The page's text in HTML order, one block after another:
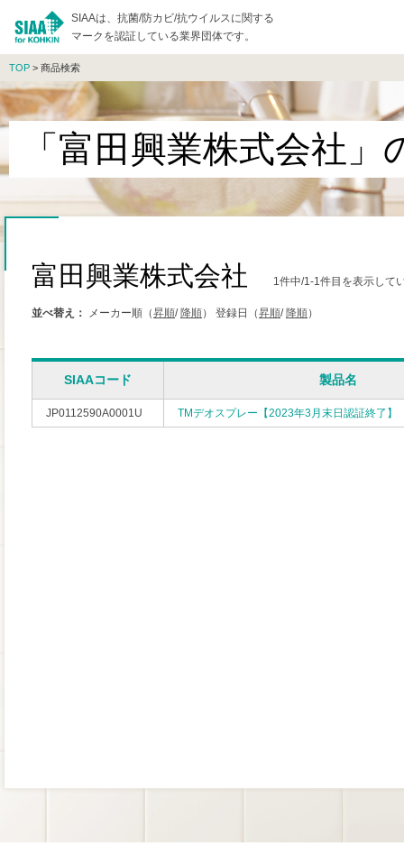
SIAAは、抗菌/防カビ/抗ウイルスに関する
マークを認証している業界団体です。
TOP > 商品検索
「富田興業株式会社」
富田興業株式会社 1件中/1-1件目を表示して
並べ替え： メーカー順（昇順/ 降順） 登録日（昇順/ 降順）
SIAAコード 製品名
JP0112590A0001U TMデオスプレー【2023年3月末日認証終了】